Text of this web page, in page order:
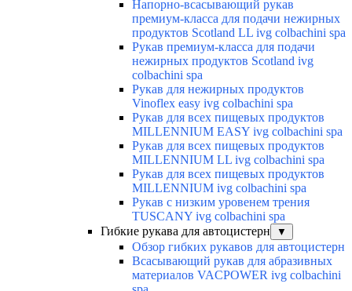
Напорно-всасывающий рукав
премиум-класса для подачи нежирных
продуктов Scotland LL ivg colbachini spa
Рукав премиум-класса для подачи
нежирных продуктов Scotland ivg
colbachini spa
Рукав для нежирных продуктов
Vinoflex easy ivg colbachini spa
Рукав для всех пищевых продуктов
MILLENNIUM EASY ivg colbachini spa
Рукав для всех пищевых продуктов
MILLENNIUM LL ivg colbachini spa
Рукав для всех пищевых продуктов
MILLENNIUM ivg colbachini spa
Рукав с низким уровенем трения
TUSCANY ivg colbachini spa
Гибкие рукава для автоцистерн
▼
Обзор гибких рукавов для автоцистерн
Всасывающий рукав для абразивных
материалов VACPOWER ivg colbachini